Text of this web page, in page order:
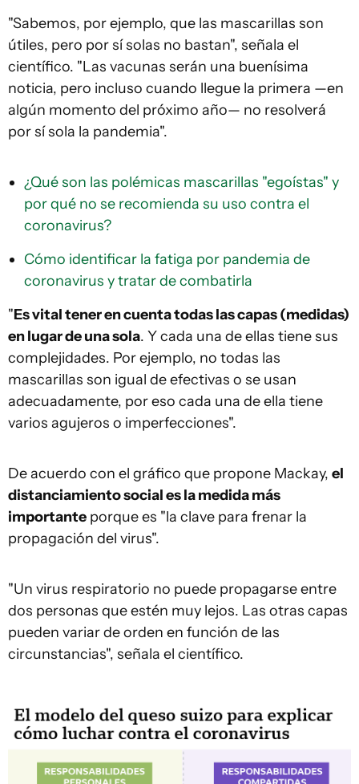
"Sabemos, por ejemplo, que las mascarillas son
útiles, pero por sí solas no bastan", señala el
científico. "Las vacunas serán una buenísima
noticia, pero incluso cuando llegue la primera —en
algún momento del próximo año— no resolverá
por sí sola la pandemia".
¿Qué son las polémicas mascarillas "egoístas" y
por qué no se recomienda su uso contra el
coronavirus?
Cómo identificar la fatiga por pandemia de
coronavirus y tratar de combatirla
"Es vital tener en cuenta todas las capas(medidas)
en lugar de una sola. Y cada una de ellas tiene sus
complejidades. Por ejemplo, no todas las
mascarillas son igual de efectivas o se usan
adecuadamente, por eso cada una de ella tiene
varios agujeros o imperfecciones".
De acuerdo con el gráfico que propone Mackay, el
distanciamiento social es la medida más
importante porque es "la clave para frenar la
propagación del virus".
"Un virus respiratorio no puede propagarse entre
dos personas que estén muy lejos. Las otras capas
pueden variar de orden en función de las
circunstancias", señala el científico.